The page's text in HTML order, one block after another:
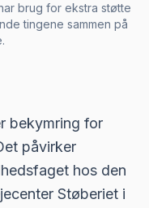
brug for ekstra støtte
tingene sammen på
bekymring for
påvirker
hos den
Støberiet i